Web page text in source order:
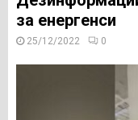
за енергенси
25/12/2022 0